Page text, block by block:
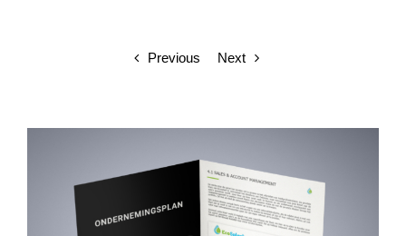
Previous Next